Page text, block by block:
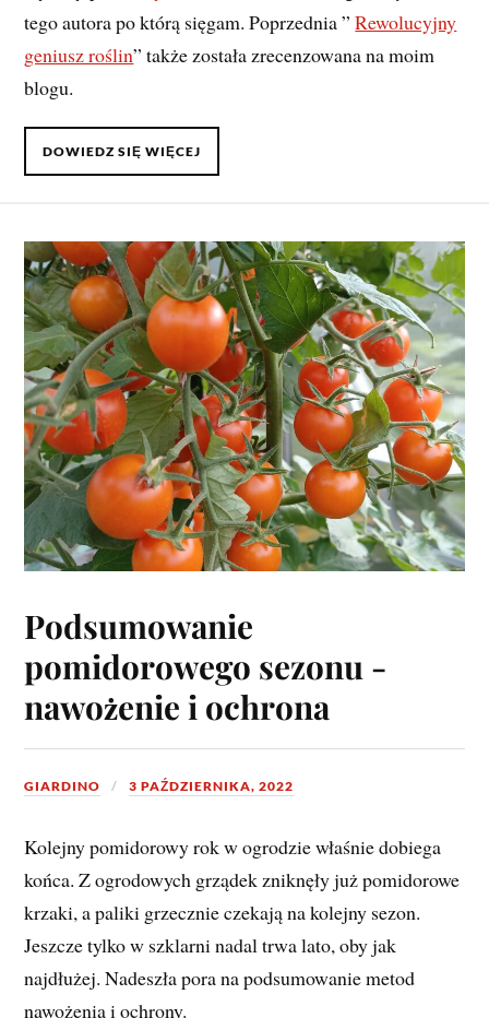
tego autora po którą sięgam. Poprzednia ”Rewolucyjny
geniusz roślin” także została zrecenzowana na moim
blogu.
DOWIEDZ SIĘ WIĘCEJ
Podsumowanie
pomidorowego sezonu -
nawożenie i ochrona
GIARDINO 3 PAŹDZIERNIKA, 2022
Kolejny pomidorowy rok w ogrodzie właśnie dobiega
końca. Z ogrodowych grządek zniknęły już pomidorowe
krzaki, a paliki grzecznie czekają na kolejny sezon.
Jeszcze tylko w szklarni nadal trwa lato, oby jak
najdłużej. Nadeszła pora na podsumowanie metod
nawożenia i ochrony.